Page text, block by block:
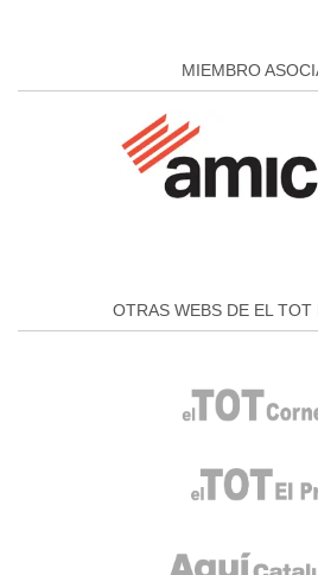
MIEMBRO
OTRAS WEBS DE EL TOT